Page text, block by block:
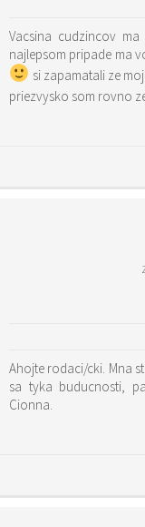
Vacsina cudzincov
priezvysko som rovno
Ahojte rodaci/cki. Mna
sa tyka buducnosti,
Cionna.